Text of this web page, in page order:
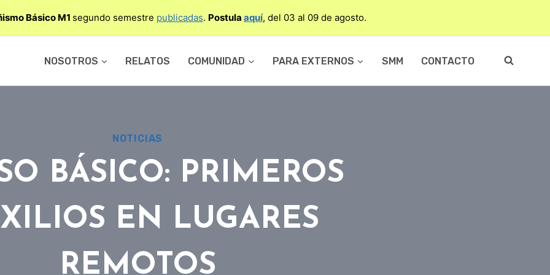
Básico M1 segundo semestre publicadas. Postula aquí, del 03 al 09 de agosto.
NOSOTROS RELATOS COMUNIDAD PARA EXTERNOS SMM CONTACTO
NOTICIAS
BÁSICO: PRIMEROS
EN LUGARES
REMOTOS